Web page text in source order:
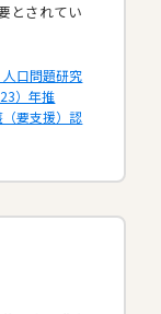
とされてい
口問題研究
）年推
要支援）認